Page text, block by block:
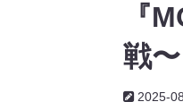
『
戦
2025-